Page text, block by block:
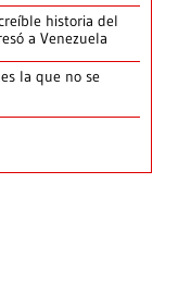
historia del
a Venezuela
la que no se